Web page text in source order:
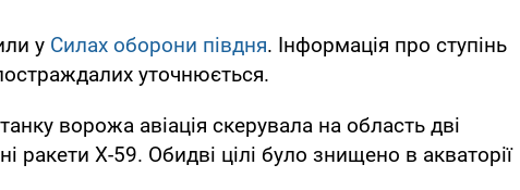
у Силах оборони півдня. Інформація про ступінь
уточнюється.
ворожа авіація скерувала на область дві
ракети Х-59. Обидві цілі було знищено в акваторії